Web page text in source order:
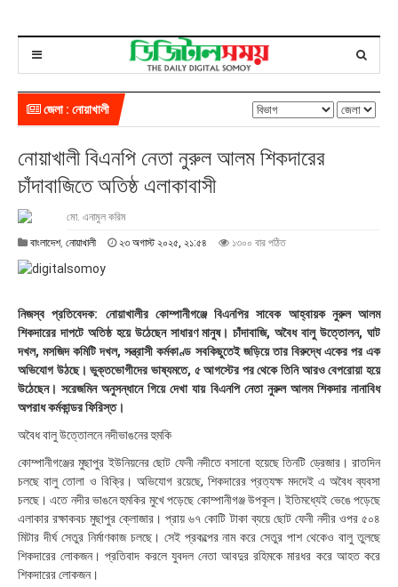
জেলা : নোয়াখালী
নোয়াখালী বিএনপি নেতা নুরুল আলম শিকদারের
চাঁদাবাজিতে অতিষ্ঠ এলাকাবাসী
মো. এনামুল করিম
বাংলাদেশ, নোয়াখালী ২৩ অগাস্ট ২০২৫, ২১:৫৪
স্ট
০
২
৫
,
৪
১৩০০ বার পঠিত
নিজস্ব প্রতিবেদক: নোয়াখালীর কোম্পানীগঞ্জে বিএনপির সাবেক আহ্বায়ক নুরুল আলম
শিকদারের দাপটে অতিষ্ঠ হয়ে উঠেছেন সাধারণ মানুষ। চাঁদাবাজি, অবৈধ বালু উত্তোলন, ঘাট
দখল, মসজিদ কমিটি দখল, সন্ত্রাসী কর্মকাণ্ড সবকিছুতেই জড়িয়ে তার বিরুদ্ধে একের পর এক
অভিযোগ উঠছে। ভুক্তভোগীদের ভাষ্যমতে, ৫ আগস্টের পর থেকে তিনি আরও বেপরোয়া হয়ে
উঠেছেন। সরেজমিন অনুসন্ধানে গিয়ে দেখা যায় বিএনপি নেতা নুরুল আলম শিকদার নানাবিধ
অপরাধ কর্মকান্ডর ফিরিস্ত।
অবৈধ বালু উত্তোলনে নদীভাঙনের হুমকি
কোম্পানীগঞ্জের মুছাপুর ইউনিয়নের ছোট ফেনী নদীতে বসানো হয়েছে তিনটি ড্রেজার। রাতদিন
চলছে বালু তোলা ও বিক্রি। অভিযোগ রয়েছে, শিকদারের প্রত্যক্ষ মদদেই এ অবৈধ ব্যবসা
চলছে। এতে নদীর ভাঙনে হুমকির মুখে পড়েছে কোম্পানীগঞ্জ উপকূল। ইতিমধ্যেই ভেঙে পড়েছে
এলাকার রক্ষাকবচ মুছাপুর ক্লোজার। প্রায় ৬৭ কোটি টাকা ব্যয়ে ছোট ফেনী নদীর ওপর ৫০৪
মিটার দীর্ঘ সেতুর নির্মাণকাজ চলছে। সেই প্রকল্পের নাম করে সেতুর পাশ থেকেও বালু তুলছে
শিকদারের লোকজন। প্রতিবাদ করলে যুবদল নেতা আবদুর রহিমকে মারধর করে আহত করে
শিকদারের লোকজন।